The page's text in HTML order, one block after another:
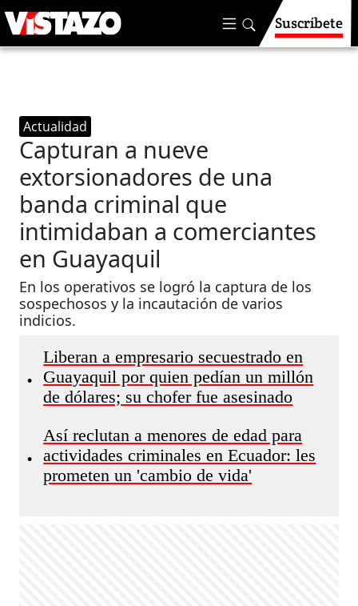
Suscríbete
Actualidad
Capturan a nueve
extorsionadores de una
banda criminal que
intimidaban a comerciantes
en Guayaquil
En los operativos se logró la captura de los
sospechosos y la incautación de varios
indicios.
•
Liberan a empresario secuestrado en
Guayaquil por quien pedían un millón
de dólares; su chofer fue asesinado
•
Así reclutan a menores de edad para
actividades criminales en Ecuador: les
prometen un 'cambio de vida'